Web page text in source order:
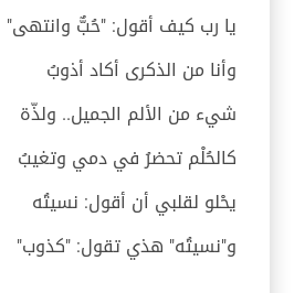
يا رب كيف أقول: "حُبٌّ وانتهى"
‏وأنا من الذكرى أكاد أذوبُ
‏شيء من الألم الجميل.. ولذّة
‏كالحُلْم تحضرُ في دمي وتغيبُ
‏يحْلو لقلبي أن أقول: نسيتُه
‏و"نسيتُه" هذي تقول: "كذوب"